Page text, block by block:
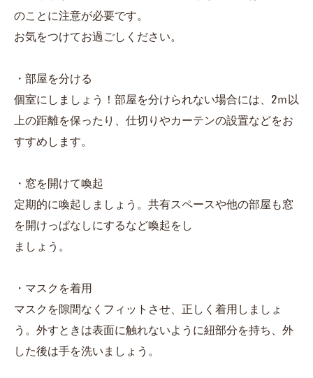
のことに注意が必要です。
お気をつけてお過ごしください。
・部屋を分ける
個室にしましょう！部屋を分けられない場合には、2ｍ以
上の距離を保ったり、仕切りやカーテンの設置などをお
すすめします。
・窓を開けて喚起
定期的に喚起しましょう。共有スペースや他の部屋も窓
を開けっぱなしにするなど喚起をし
ましょう。
・マスクを着用
マスクを隙間なくフィットさせ、正しく着用しましょ
う。外すときは表面に触れないように紐部分を持ち、外
した後は手を洗いましょう。